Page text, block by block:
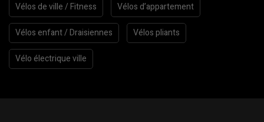
Vélos de ville / Fitness Vélos d’appartement
Vélos enfant / Draisiennes Vélos pliants
Vélo électrique ville